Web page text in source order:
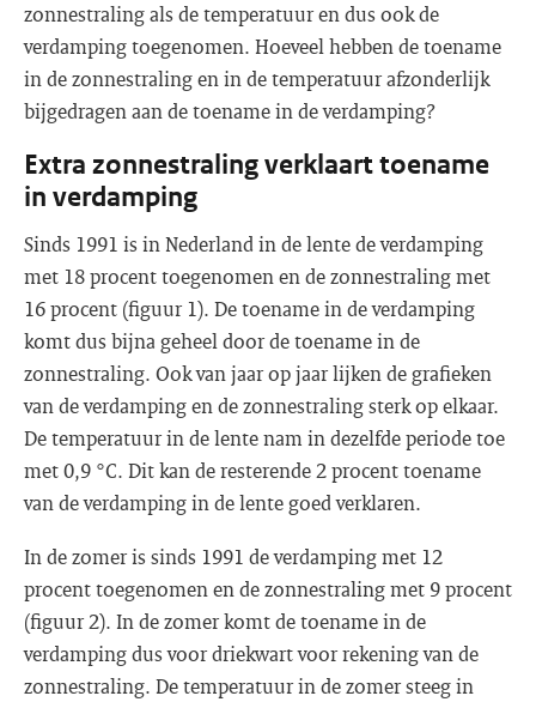
zonnestraling als de temperatuur en dus ook de
verdamping toegenomen. Hoeveel hebben de toename
in de zonnestraling en in de temperatuur afzonderlijk
bijgedragen aan de toename in de verdamping?
Extra zonnestraling verklaart toename
in verdamping
Sinds 1991 is in Nederland in de lente de verdamping
met 18 procent toegenomen en de zonnestraling met
16 procent (figuur 1). De toename in de verdamping
komt dus bijna geheel door de toename in de
zonnestraling. Ook van jaar op jaar lijken de grafieken
van de verdamping en de zonnestraling sterk op elkaar.
De temperatuur in de lente nam in dezelfde periode toe
met 0,9 °C. Dit kan de resterende 2 procent toename
van de verdamping in de lente goed verklaren.
In de zomer is sinds 1991 de verdamping met 12
procent toegenomen en de zonnestraling met 9 procent
(figuur 2). In de zomer komt de toename in de
verdamping dus voor driekwart voor rekening van de
zonnestraling. De temperatuur in de zomer steeg in